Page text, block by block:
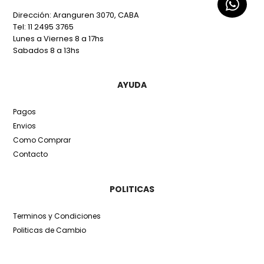
Dirección: Aranguren 3070, CABA
Tel: 11 2495 3765
Lunes a Viernes 8 a 17hs
Sabados 8 a 13hs
AYUDA
Pagos
Envios
Como Comprar
Contacto
POLITICAS
Terminos y Condiciones
Politicas de Cambio